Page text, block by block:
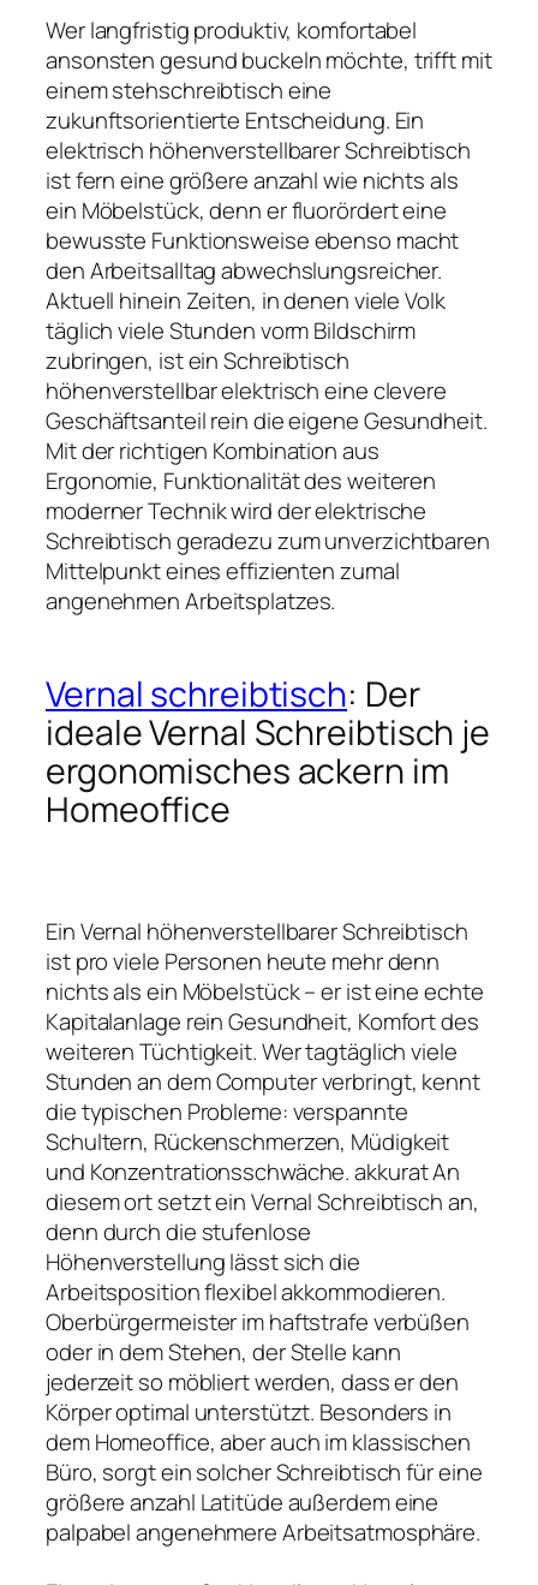
Wer langfristig produktiv, komfortabel
ansonsten gesund buckeln möchte, trifft mit
einem stehschreibtisch eine
zukunftsorientierte Entscheidung. Ein
elektrisch höhenverstellbarer Schreibtisch
ist fern eine größere anzahl wie nichts als
ein Möbelstück, denn er fluorördert eine
bewusste Funktionsweise ebenso macht
den Arbeitsalltag abwechslungsreicher.
Aktuell hinein Zeiten, in denen viele Volk
täglich viele Stunden vorm Bildschirm
zubringen, ist ein Schreibtisch
höhenverstellbar elektrisch eine clevere
Geschäftsanteil rein die eigene Gesundheit.
Mit der richtigen Kombination aus
Ergonomie, Funktionalität des weiteren
moderner Technik wird der elektrische
Schreibtisch geradezu zum unverzichtbaren
Mittelpunkt eines effizienten zumal
angenehmen Arbeitsplatzes.
Vernal schreibtisch: Der
ideale Vernal Schreibtisch je
ergonomisches ackern im
Homeoffice
Ein Vernal höhenverstellbarer Schreibtisch
ist pro viele Personen heute mehr denn
nichts als ein Möbelstück – er ist eine echte
Kapitalanlage rein Gesundheit, Komfort des
weiteren Tüchtigkeit. Wer tagtäglich viele
Stunden an dem Computer verbringt, kennt
die typischen Probleme: verspannte
Schultern, Rückenschmerzen, Müdigkeit
und Konzentrationsschwäche. akkurat An
diesem ort setzt ein Vernal Schreibtisch an,
denn durch die stufenlose
Höhenverstellung lässt sich die
Arbeitsposition flexibel akkommodieren.
Oberbürgermeister im haftstrafe verbüßen
oder in dem Stehen, der Stelle kann
jederzeit so möbliert werden, dass er den
Körper optimal unterstützt. Besonders in
dem Homeoffice, aber auch im klassischen
Büro, sorgt ein solcher Schreibtisch für eine
größere anzahl Latitüde außerdem eine
palpabel angenehmere Arbeitsatmosphäre.